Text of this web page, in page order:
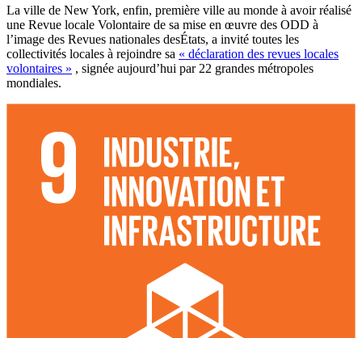
La ville de New York, enfin, première ville au monde à avoir réalisé
une Revue locale Volontaire de sa mise en œuvre des ODD à
l’image des Revues nationales desÉtats, a invité toutes les
collectivités locales à rejoindre sa « déclaration des revues locales
volontaires » , signée aujourd’hui par 22 grandes métropoles
mondiales.